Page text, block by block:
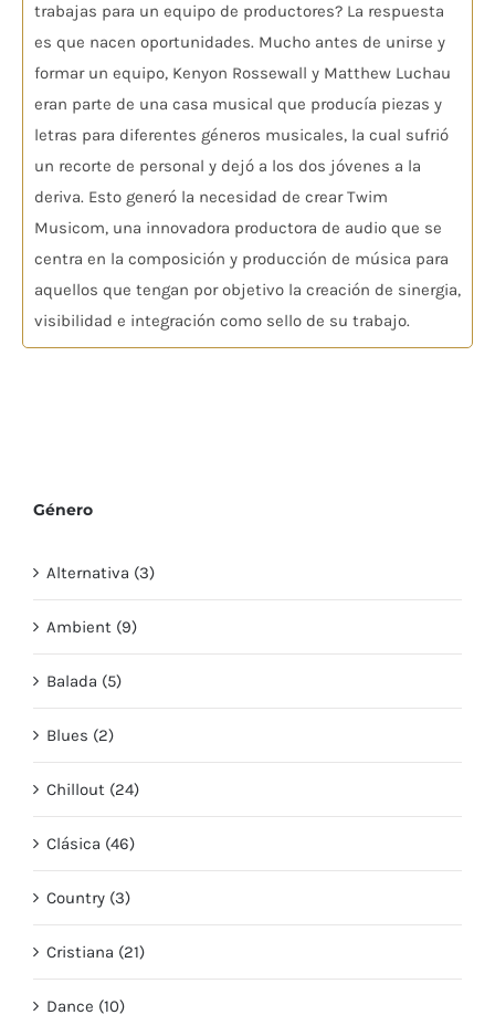
trabajas para un equipo de productores? La respuesta
es que nacen oportunidades. Mucho antes de unirse y
formar un equipo, Kenyon Rossewall y Matthew Luchau
eran parte de una casa musical que producía piezas y
letras para diferentes géneros musicales, la cual sufrió
un recorte de personal y dejó a los dos jóvenes a la
deriva. Esto generó la necesidad de crear Twim
Musicom, una innovadora productora de audio que se
centra en la composición y producción de música para
aquellos que tengan por objetivo la creación de sinergia,
visibilidad e integración como sello de su trabajo.
Género
Alternativa (3)
Ambient (9)
Balada (5)
Blues (2)
Chillout (24)
Clásica (46)
Country (3)
Cristiana (21)
Dance (10)